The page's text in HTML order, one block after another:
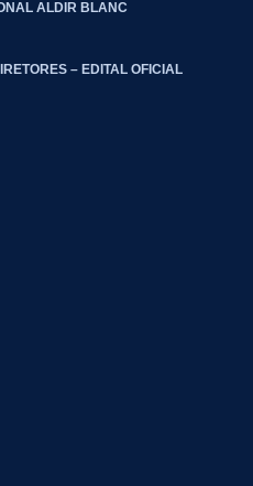
ALDIR BLANC
– EDITAL OFICIAL